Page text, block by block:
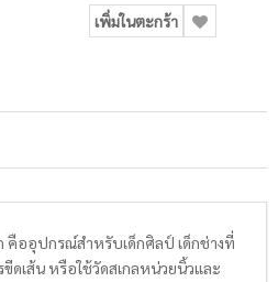
เพิ่มในตะกร้า
คืออุปกรณ์สำหรับเด็กศิลป์ เด็กช่างที่
ดเส้น หรือใช้วัดสเกลหน่วยนิ้วและ